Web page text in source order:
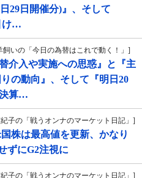
29日開催分)』、そして
け…
いの「今日の為替はこれで動く！」]
介入や実施への思惑』と『主
の動向』、そして『明日20
算…
子の「戦うオンナのマーケット日記」]
株は最高値を更新、かなり
ずにG2注視に
子の「戦うオンナのマーケット日記」]